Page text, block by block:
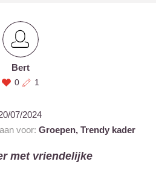
Bert
0 1
07/2024
voor: Groepen, Trendy kader
met vriendelijke